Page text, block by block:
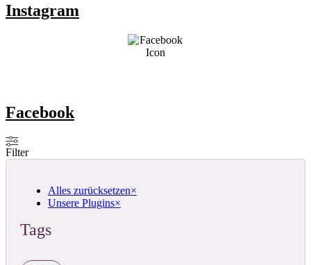
Instagram
Facebook
Filter
Alles zurücksetzen×
Unsere Plugins×
Tags